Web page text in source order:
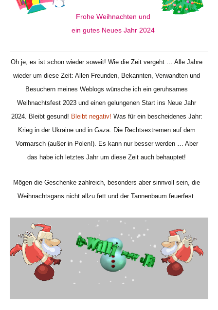
Frohe Weihnachten und
ein gutes Neues Jahr 2024
Oh je, es ist schon wieder soweit! Wie die Zeit vergeht … Alle Jahre
wieder um diese Zeit: Allen Freunden, Bekannten, Verwandten und
Besuchern meines Weblogs wünsche ich ein geruhsames
Weihnachtsfest 2023 und einen gelungenen Start ins Neue Jahr
2024. Bleibt gesund! Bleibt negativ! Was für ein bescheidenes Jahr:
Krieg in der Ukraine und in Gaza. Die Rechtsextremen auf dem
Vormarsch (außer in Polen!). Es kann nur besser werden … Aber
das habe ich letztes Jahr um diese Zeit auch behauptet!
Mögen die Geschenke zahlreich, besonders aber sinnvoll sein, die
Weihnachtsgans nicht allzu fett und der Tannenbaum feuerfest.